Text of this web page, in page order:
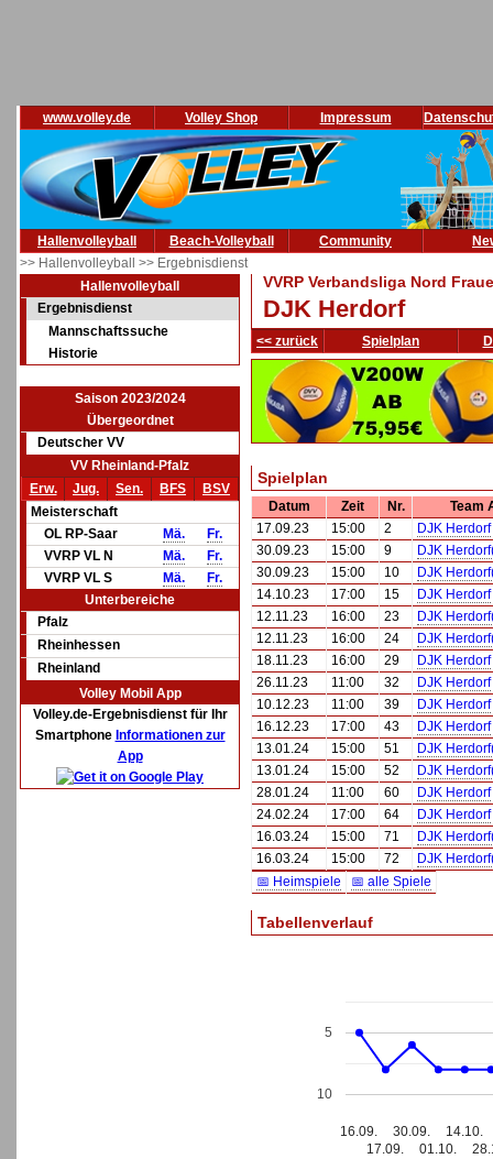
www.volley.de Volley Shop Impressum
Hallenvolleyball Beach-Volleyball Community
>> Hallenvolleyball >> Ergebnisdienst
Hallenvolleyball
Ergebnisdienst
Mannschaftssuche
Historie
Saison 2023/2024
Übergeordnet
Deutscher VV
VV Rheinland-Pfalz
Erw.
Jug. Sen. BFS
BSV
Meisterschaft
OL RP-Saar
Mä.
Fr.
VVRP VL N
Mä.
Fr.
VVRP VL S
Mä.
Fr.
Unterbereiche
Pfalz
Rheinhessen
Rheinland
Volley Mobil App
Volley.de-Ergebnisdienst für Ihr
Smartphone Informationen zur
App
VVRP Verbandsliga Nord
DJK Herdorf
<< zurück Spielplan
Spielplan
Datum Zeit Nr.
Team
17.09.23
15:00 2
DJK Herdorf
30.09.23
15:00 9
DJK
30.09.23
15:00 10
DJK
14.10.23
17:00 15
DJK Herdorf
12.11.23
16:00 23
DJK
12.11.23
16:00 24
DJK
18.11.23
16:00 29
DJK Herdorf
26.11.23
11:00 32
DJK Herdorf
10.12.23
11:00 39
DJK Herdorf
16.12.23
17:00 43
DJK Herdorf
13.01.24
15:00 51
DJK
13.01.24
15:00 52
DJK
28.01.24
11:00 60
DJK Herdorf
24.02.24
17:00 64
DJK Herdorf
16.03.24
15:00 71
DJK
16.03.24
15:00 72
DJK
📅 Heimspiele
📅 alle Spiele
Tabellenverlauf
16.09.
17.09.
30.09.
01.10.
14.10.
5
10